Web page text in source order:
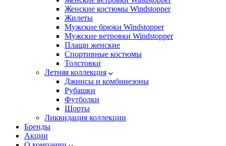
Женские костюмы Windstopper
Жилеты
Мужские брюки Windstopper
Мужские ветровки Windstopper
Плащи женские
Спортивные костюмы
Толстовки
Летняя коллекция
Джинсы и комбинезоны
Рубашки
Футболки
Шорты
Ликвидация коллекции
Бренды
Акции